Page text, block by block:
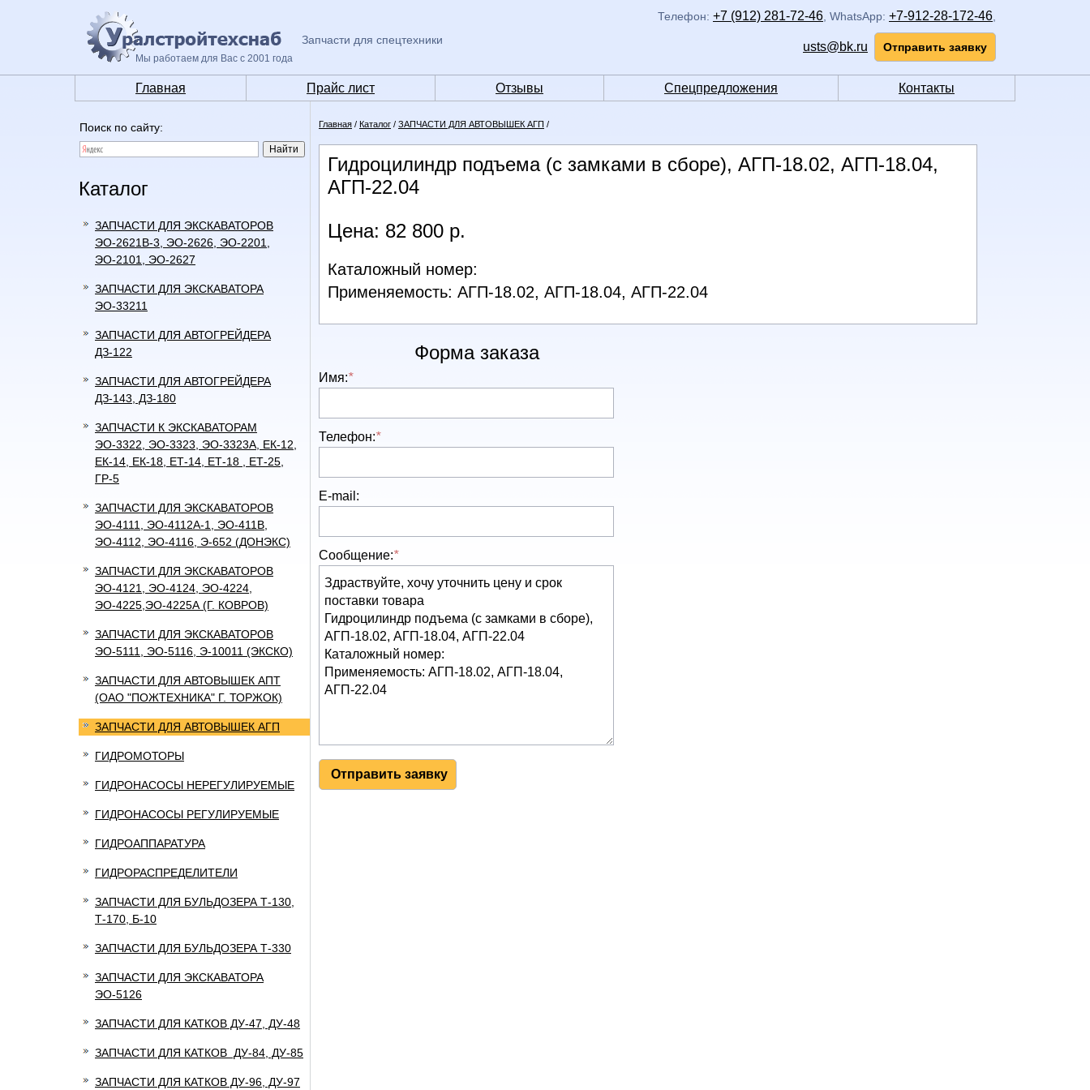
Мы работаем для Вас с 2001 года
Запчасти для спецтехники
Телефон: +7 (912) 281-72-46 WhatsApp: +7-912-28-172-46
usts@bk.ru Отправить заявку
Главная Прайс лист Отзывы Спецпредложения Контакты
Поиск по сайту:
Каталог
ЗАПЧАСТИ ДЛЯ ЭКСКАВАТОРОВ
ЭО-2621В-3, ЭО-2626, ЭО-2201,
ЭО-2101, ЭО-2627
ЗАПЧАСТИ ДЛЯ ЭКСКАВАТОРА
ЭО-33211
ЗАПЧАСТИ ДЛЯ АВТОГРЕЙДЕРА
ДЗ-122
ЗАПЧАСТИ ДЛЯ АВТОГРЕЙДЕРА
ДЗ-143, ДЗ-180
ЗАПЧАСТИ К ЭКСКАВАТОРАМ
ЭО-3322, ЭО-3323, ЭО-3323А, ЕК-12,
ЕК-14, ЕК-18, ЕТ-14, ЕТ-18 , ЕТ-25,
ГР-5
ЗАПЧАСТИ ДЛЯ ЭКСКАВАТОРОВ
ЭО-4111, ЭО-4112А-1, ЭО-411В,
ЭО-4112, ЭО-4116, Э-652 (ДОНЭКС)
ЗАПЧАСТИ ДЛЯ ЭКСКАВАТОРОВ
ЭО-4121, ЭО-4124, ЭО-4224,
ЭО-4225,ЭО-4225А (Г. КОВРОВ)
ЗАПЧАСТИ ДЛЯ ЭКСКАВАТОРОВ
ЭО-5111, ЭО-5116, Э-10011 (ЭКСКО)
ЗАПЧАСТИ ДЛЯ АВТОВЫШЕК АПТ
(ОАО "ПОЖТЕХНИКА" Г. ТОРЖОК)
ЗАПЧАСТИ ДЛЯ АВТОВЫШЕК АГП
ГИДРОМОТОРЫ
ГИДРОНАСОСЫ НЕРЕГУЛИРУЕМЫЕ
ГИДРОНАСОСЫ РЕГУЛИРУЕМЫЕ
ГИДРОАППАРАТУРА
ГИДРОРАСПРЕДЕЛИТЕЛИ
ЗАПЧАСТИ ДЛЯ БУЛЬДОЗЕРА Т-130,
Т-170, Б-10
ЗАПЧАСТИ ДЛЯ БУЛЬДОЗЕРА Т-330
ЗАПЧАСТИ ДЛЯ ЭКСКАВАТОРА
ЭО-5126
ЗАПЧАСТИ ДЛЯ КАТКОВ ДУ-47, ДУ-48
ЗАПЧАСТИ ДЛЯ КАТКОВ ДУ-84, ДУ-85
ЗАПЧАСТИ ДЛЯ КАТКОВ ДУ-96, ДУ-97
Главная / Каталог / ЗАПЧАСТИ ДЛЯ АВТОВЫШЕК АГП /
Гидроцилиндр подъема (с замками в сборе), АГП-18.02, АГП-18.04,
АГП-22.04
Цена: 82 800 р.
Каталожный номер:
Применяемость: АГП-18.02, АГП-18.04, АГП-22.04
Форма заказа
Имя:*
Телефон:*
E-mail:
Сообщение:*